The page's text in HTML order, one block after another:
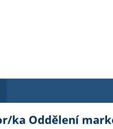
Pro média a
Kurzy dalšího
Kurzy dalšího
Transfer & Impact
Přijíždějící
ka Oddělení